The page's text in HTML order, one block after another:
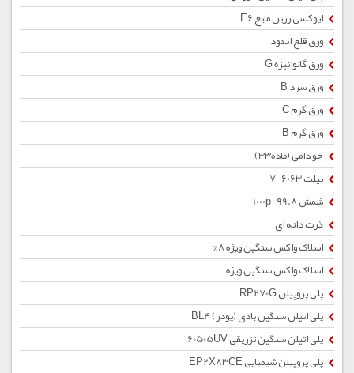
اپوکسی رزین مایع E6
ورق قلع اندود
ورق گالوانیزه G
ورق سرد B
ورق گرم C
ورق گرم B
جو دامی (ماده33)
بیلت 6063-7
شمش 1000p-99.8
ذرت دانه ای
اسلاک واکس سنگین ویژه 8%
اسلاک واکس سنگین ویژه
پلی پروپیلن RP270G
پلی اتیلن سنگین بادی (پودر) BL4
پلی اتیلن سنگین تزریقی 60505UV
پلی پروپیلن شیمیایی EP2X83CE